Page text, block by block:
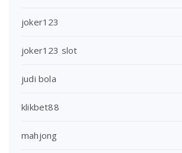
joker123
joker123 slot
judi bola
klikbet88
mahjong